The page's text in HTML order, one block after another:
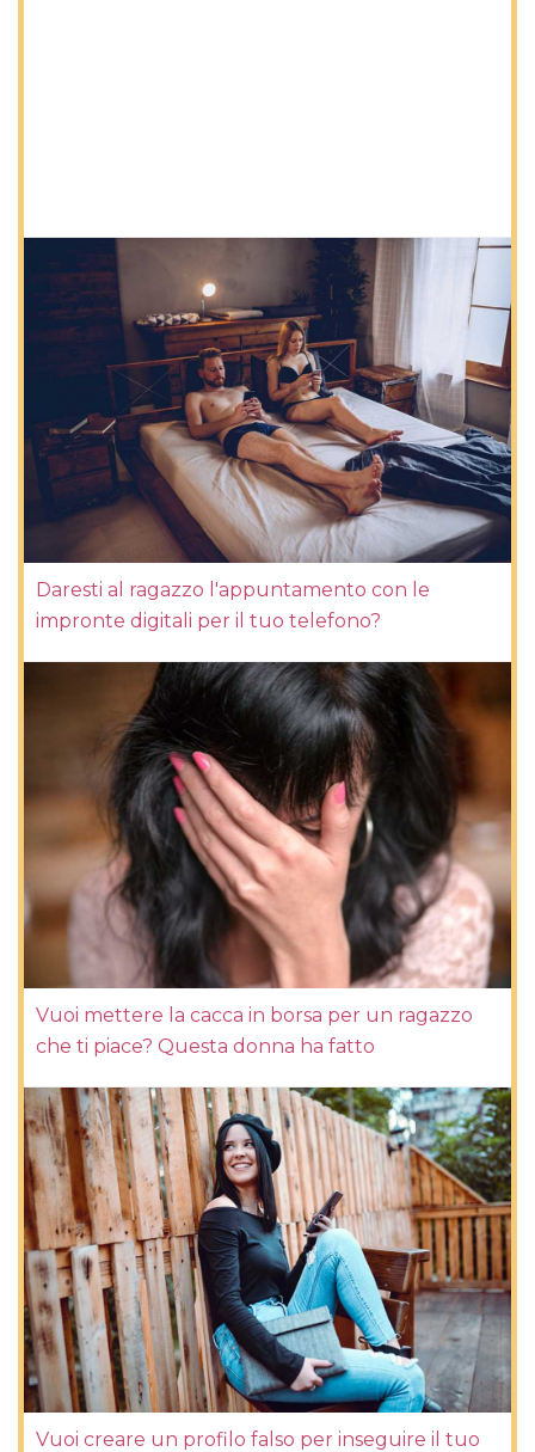
Daresti al ragazzo l'appuntamento con le
impronte digitali per il tuo telefono?
Vuoi mettere la cacca in borsa per un ragazzo
che ti piace? Questa donna ha fatto
Vuoi creare un profilo falso per inseguire il tuo